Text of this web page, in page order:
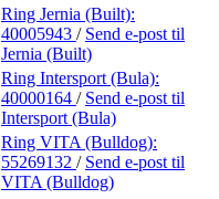
Ring Jernia (Built):
40005943 / Send e-post til
Jernia (Built)
Ring Intersport (Bula):
40000164 / Send e-post til
Intersport (Bula)
Ring VITA (Bulldog):
55269132 / Send e-post til
VITA (Bulldog)